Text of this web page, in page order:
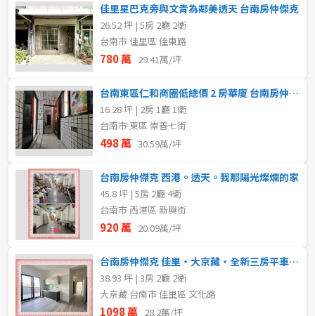
佳里星巴克旁與文青為鄰美透天 台南房仲傑克
26.52 坪 | 5房 2廳 2衛
台南市 佳里區 佳東路
780 萬 29.41萬/坪
台南東區仁和商圈低總價 2 房華廈 台南房仲傑克
16.28 坪 | 2房 1廳 1衛
台南市 東區 崇善七街
498 萬 30.59萬/坪
台南房仲傑克 西港。透天。我那陽光燦爛的家
45.8 坪 | 5房 2廳 4衛
台南市 西港區 新興街
920 萬 20.09萬/坪
台南房仲傑克 佳里・大京藏・全新三房平車公寓
38.93 坪 | 3房 2廳 2衛
大京藏 台南市 佳里區 文化路
1098 萬 28.2萬/坪